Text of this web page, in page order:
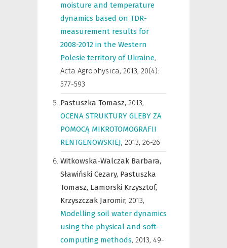
moisture and temperature
dynamics based on TDR-
measurement results for
2008-2012 in the Western
Polesie territory of Ukraine,
Acta Agrophysica, 2013, 20(4):
577-593
Pastuszka Tomasz, 2013,
OCENA STRUKTURY GLEBY ZA
POMOCĄ MIKROTOMOGRAFII
RENTGENOWSKIEJ, 2013, 26-26
Witkowska-Walczak Barbara,
Sławiński Cezary, Pastuszka
Tomasz, Lamorski Krzysztof,
Krzyszczak Jaromir, 2013,
Modelling soil water dynamics
using the physical and soft-
computing methods, 2013, 49-